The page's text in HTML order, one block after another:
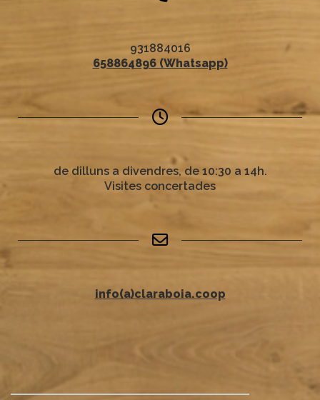
931884016
658864896 (Whatsapp)
de dilluns a divendres, de 10:30 a 14h.
Visites concertades
info(a)claraboia.coop